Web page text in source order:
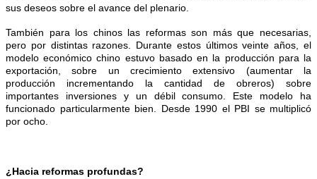
sus deseos sobre el avance del plenario.
También para los chinos las reformas son más que necesarias,
pero por distintas razones. Durante estos últimos veinte años, el
modelo económico chino estuvo basado en la producción para la
exportación, sobre un crecimiento extensivo (aumentar la
producción incrementando la cantidad de obreros) sobre
importantes inversiones y un débil consumo. Este modelo ha
funcionado particularmente bien. Desde 1990 el PBI se multiplicó
por ocho.
¿Hacia reformas profundas?